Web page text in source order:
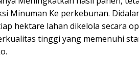
Minuman Ke perkebunan.
hektare lahan dikelola secara
tinggi yang memenuhi